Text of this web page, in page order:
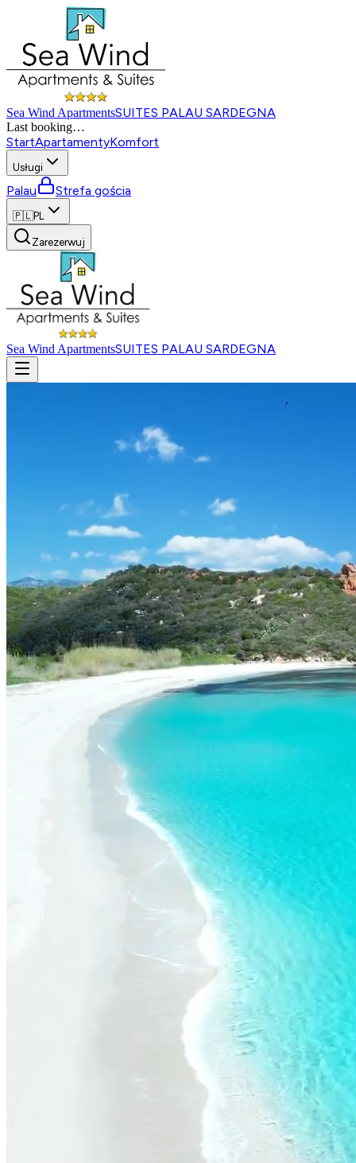
Sea Wind ApartmentsSUITES PALAU SARDEGNA
Last booking…
StartApartamentyKomfort
Usługi
Palau Strefa gościa
🇵🇱PL
Zarezerwuj
Sea Wind ApartmentsSUITES PALAU SARDEGNA